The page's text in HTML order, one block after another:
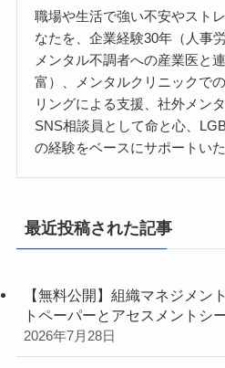
職場や生活で強い不安やスト
なたを、企業経験30年（人事
メンタル不調者への産業医と
富）、メンタルクリニックで
リングによる支援、社外メン
SNS相談員として命と心、
の経験をベースにサポートいた
最近投稿された記事
【無料公開】組織マネジメン
トペーパーとアセスメントシ
2026年7月28日